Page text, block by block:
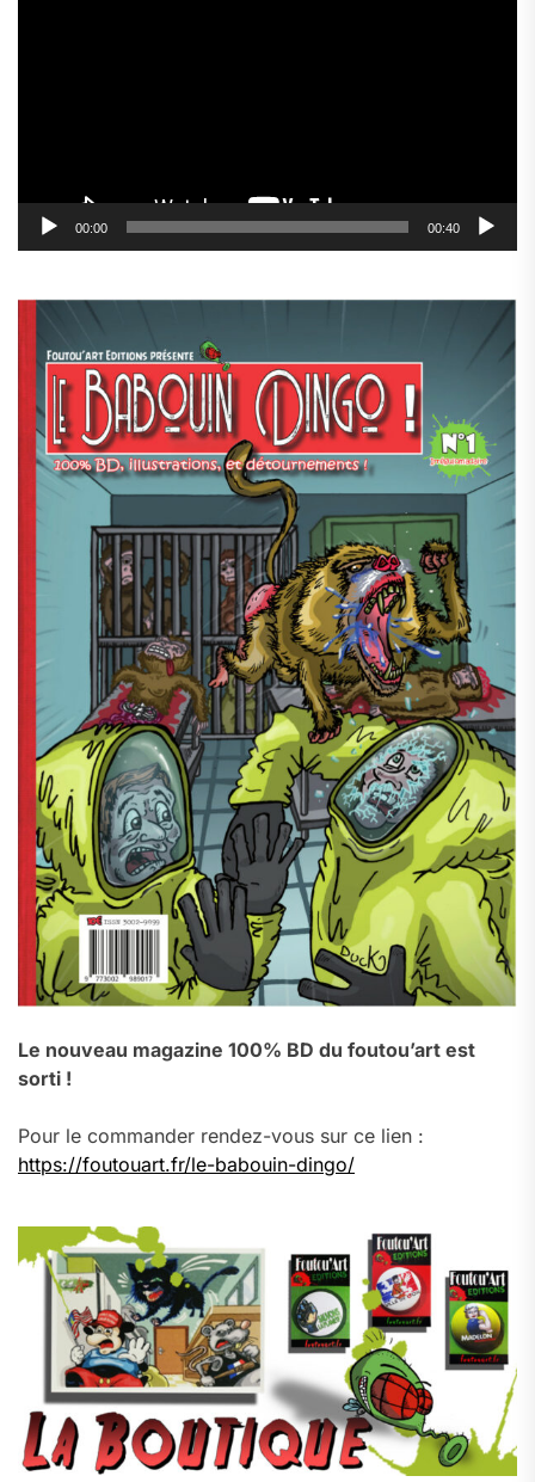
00:00 00:40
Le nouveau magazine 100% BD du foutou’art est
sorti !
Pour le commander rendez-vous sur ce lien :
https://foutouart.fr/le-babouin-dingo/